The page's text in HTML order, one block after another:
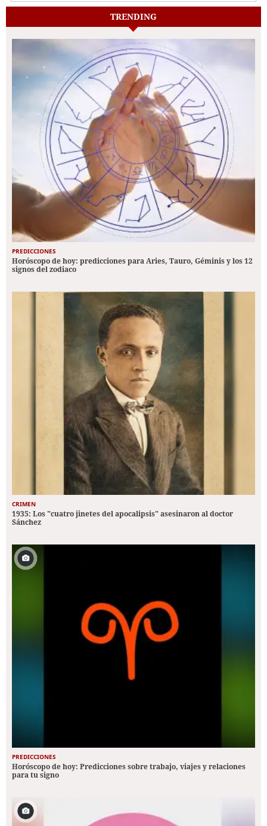
TRENDING
PREDICCIONES
Horóscopo de hoy: predicciones para Aries, Tauro, Géminis y los 12
signos del zodiaco
CRIMEN
1935: Los "cuatro jinetes del apocalipsis" asesinaron al doctor
Sánchez
PREDICCIONES
Horóscopo de hoy: Predicciones sobre trabajo, viajes y relaciones
para tu signo